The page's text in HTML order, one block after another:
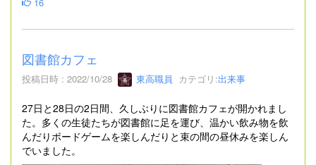
図書館カフェ
投稿日時 : 2022/10/28 東高職員 カテゴリ:出来事
27日と28日の2日間、久しぶりに図書館カフェが開かれまし
た。多くの生徒たちが図書館に足を運び、温かい飲み物を飲
んだりボードゲームを楽しんだりと束の間の昼休みを楽しん
でいました。